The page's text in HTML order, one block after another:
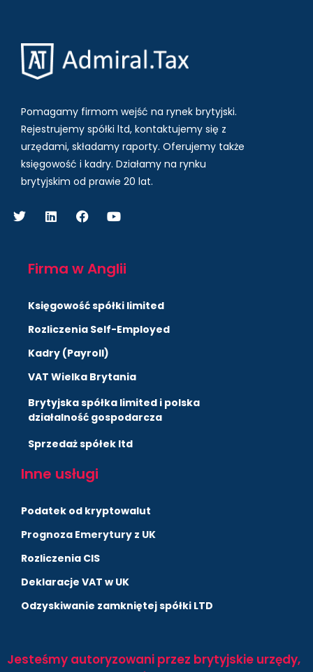
Pomagamy firmom wejść na rynek brytyjski.
Rejestrujemy spółki ltd, kontaktujemy się z
urzędami, składamy raporty. Oferujemy także
księgowość i kadry. Działamy na rynku
brytyjskim od prawie 20 lat.
Firma w Anglii
Księgowość spółki limited
Rozliczenia Self-Employed
Kadry (Payroll)
VAT Wielka Brytania
Brytyjska spółka limited i polska
działalność gospodarcza
Sprzedaż spółek ltd
Inne usługi
Podatek od kryptowalut
Prognoza Emerytury z UK
Rozliczenia CIS
Deklaracje VAT w UK
Odzyskiwanie zamkniętej spółki LTD
Jesteśmy autoryzowani przez brytyjskie urzędy,